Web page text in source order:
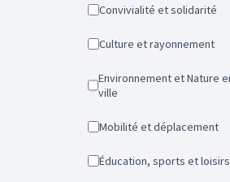
Convivialité et solidarité
Culture et rayonnement
Environnement et Nature en
ville
Mobilité et déplacement
Éducation, sports et loisirs